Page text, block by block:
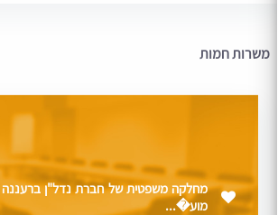
משרות חמות
מחלקה משפטית של חברת נדל"ן
מוע�...